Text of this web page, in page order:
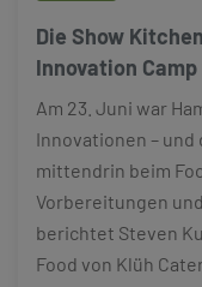
Die Show
Innovation Camp
Am 23. Juni war
Innovationen – und
mittendrin beim
Vorbereitungen
berichtet Steven
Food von Klüh